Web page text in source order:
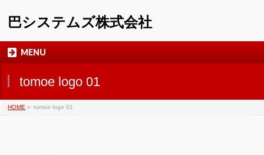
巴システムズ株式会社
MENU
tomoe logo 01
HOME » tomoe logo 01